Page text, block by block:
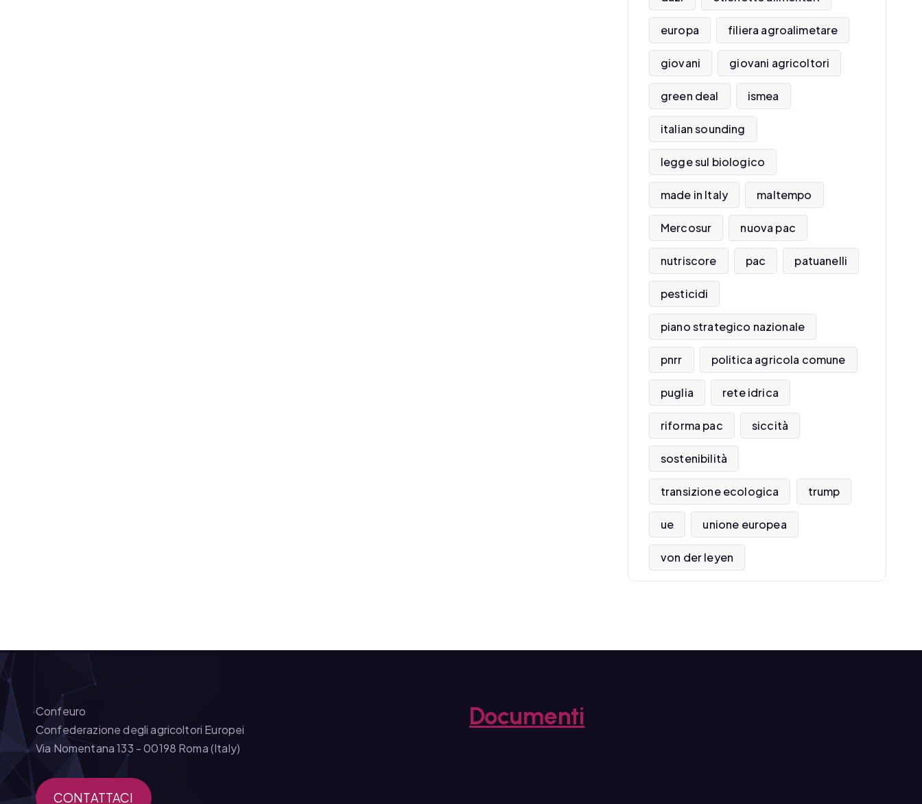
europa filiera agroalimetare
giovani giovani agricoltori
green deal ismea
italian sounding
legge sul biologico
made in Italy maltempo
Mercosur nuova pac
nutriscore pac patuanelli
pesticidi
piano strategico nazionale
pnrr politica agricola comune
puglia rete idrica
riforma pac siccità
sostenibilità
transizione ecologica trump
ue unione europea
von der leyen
Confeuro
Confederazione degli agricoltori Europei
Via Nomentana 133 - 00198 Roma (Italy)
CONTATTACI
Documenti